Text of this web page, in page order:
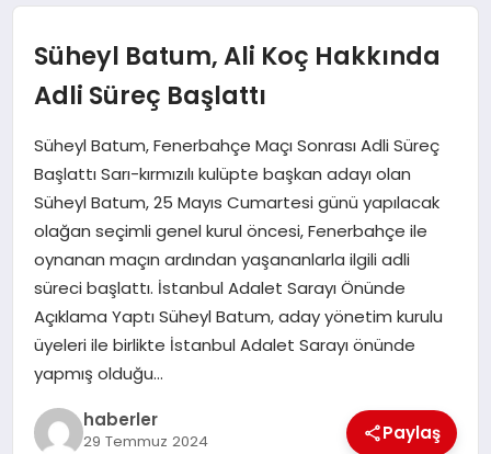
TEKNOLOJI
SPOR
SAĞLIK
EKONOMI
MAGAZIN
EĞITIM
Süheyl Batum, Ali Koç Hakkında
Adli Süreç Başlattı
Süheyl Batum, Fenerbahçe Maçı Sonrası Adli Süreç
Başlattı Sarı-kırmızılı kulüpte başkan adayı olan
Süheyl Batum, 25 Mayıs Cumartesi günü yapılacak
olağan seçimli genel kurul öncesi, Fenerbahçe ile
oynanan maçın ardından yaşananlarla ilgili adli
süreci başlattı. İstanbul Adalet Sarayı Önünde
Açıklama Yaptı Süheyl Batum, aday yönetim kurulu
üyeleri ile birlikte İstanbul Adalet Sarayı önünde
yapmış olduğu…
haberler
29 Temmuz 2024 Paylaş